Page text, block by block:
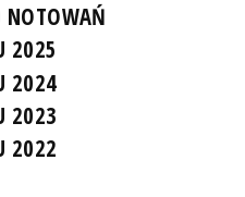
2025
2024
2023
2022